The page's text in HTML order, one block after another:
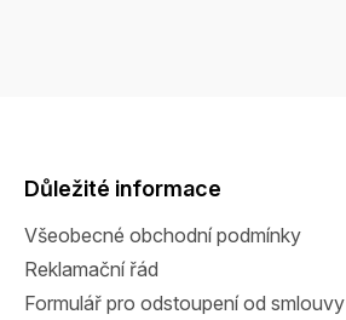
Důležité informace
Všeobecné obchodní podmínky
Reklamační řád
Formulář pro odstoupení od smlouvy